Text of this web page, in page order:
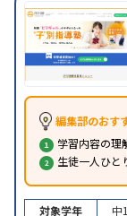
編集部のおす
学習内容の理
生徒一人ひと
対象学年 中